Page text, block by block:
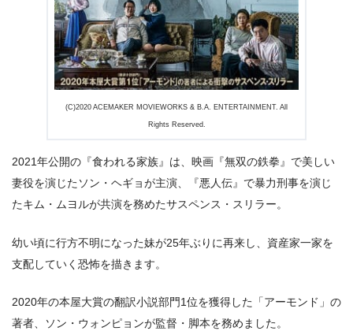
出典:U-NEXTヘルプセンター
(C)2020 ACEMAKER MOVIEWORKS & B.A. ENTERTAINMENT. All
Rights Reserved.
2021年公開の『食われる家族』は、映画『無双の鉄拳』で美しい
妻役を演じたソン・ヘギョが主演、『悪人伝』で暴力刑事を演じ
たキム・ムヨルが共演を務めたサスペンス・スリラー。
幼い頃に行方不明になった妹が25年ぶりに再来し、資産家一家を
支配していく恐怖を描きます。
2020年の本屋大賞の翻訳小説部門1位を獲得した「アーモンド」の
著者、ソン・ウォンピョンが監督・脚本を務めました。